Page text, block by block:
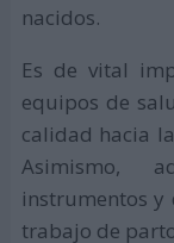
nacidos.
Es de vital
equipos de
calidad hacia
Asimismo,
instrumentos
trabajo de